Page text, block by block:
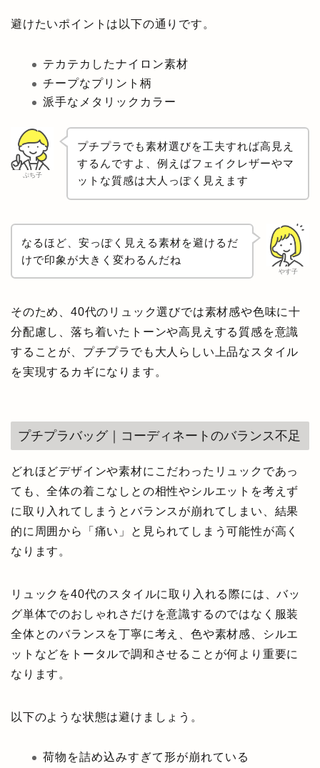
避けたいポイントは以下の通りです。
テカテカしたナイロン素材
チープなプリント柄
派手なメタリックカラー
ぷち子
プチプラでも素材選びを工夫すれば高見え
するんですよ、例えばフェイクレザーやマ
ットな質感は大人っぽく見えます
やす子
なるほど、安っぽく見える素材を避けるだ
けで印象が大きく変わるんだね
そのため、40代のリュック選びでは素材感や色味に十
分配慮し、落ち着いたトーンや高見えする質感を意識
することが、プチプラでも大人らしい上品なスタイル
を実現するカギになります。
プチプラバッグ｜コーディネートのバランス不足
どれほどデザインや素材にこだわったリュックであっ
ても、全体の着こなしとの相性やシルエットを考えず
に取り入れてしまうとバランスが崩れてしまい、結果
的に周囲から「痛い」と見られてしまう可能性が高く
なります。
リュックを40代のスタイルに取り入れる際には、バッ
グ単体でのおしゃれさだけを意識するのではなく服装
全体とのバランスを丁寧に考え、色や素材感、シルエ
ットなどをトータルで調和させることが何より重要に
なります。
以下のような状態は避けましょう。
荷物を詰め込みすぎて形が崩れている